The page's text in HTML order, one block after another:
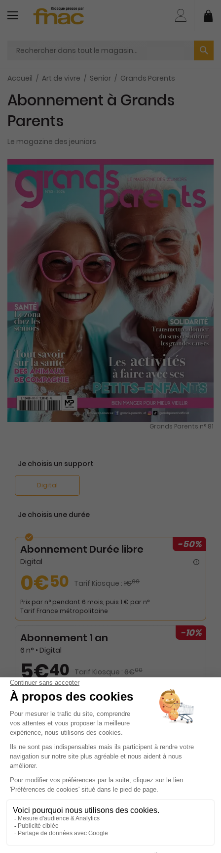
contenu
Accueil Art de vivre Senior Grands Parents
Grands Parents n° 81
Abonnement à Grands
Parents
Le magazine des jeuniors
Je choisis un support
Digital
Je choisis une durée
-50%
Abonnement Durée libre
Digital
0€50 Tarif Kiosque : 1€00
Prix par n° pendant 6 mois, puis 1 € par n°
Tarif France métropolitaine
-10%
Abonnement 1 an
6 n° • Digital
5€40 Tarif Kiosque : 6€00
Tarif France métropolitaine
Renouvellement à date d’anniversaire
Présentation du magazine Grands Parents
Grands-Parents, le magazine incontournable pour les
jeunes de plus de 45 ans, se positionne comme le
compagnon idéal pour ceux qui embrassent avec joie et
constante évolution, où les relations intergénérationnelles
prennent une importance croissante, ce magazine se
distingue par sa capacité à offrir des contenus riches et
variés, adaptés aux besoins et aux attentes de ses